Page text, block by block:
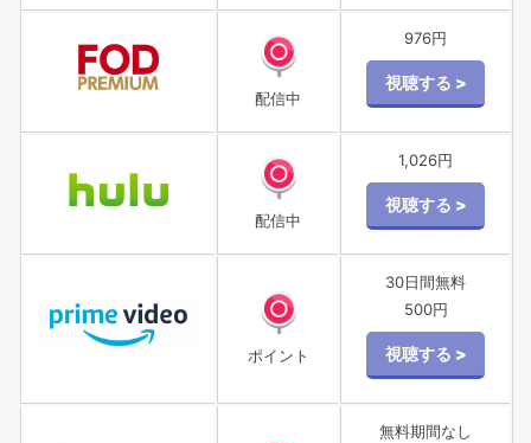
配信中
976円
配信中
1,026円
ポイント
30日間無料
500円
無料期間なし